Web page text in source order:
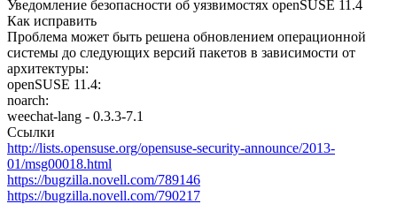
Уведомление безопасности об уязвимостях openSUSE 11.4
Как исправить
Проблема может быть решена обновлением операционной
системы до следующих версий пакетов в зависимости от
архитектуры:
openSUSE 11.4:
noarch:
weechat-lang - 0.3.3-7.1
Ссылки
http://lists.opensuse.org/opensuse-security-announce/2013-
01/msg00018.html
https://bugzilla.novell.com/789146
https://bugzilla.novell.com/790217